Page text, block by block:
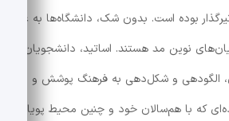
بوده است. بدون شک، دانشگاه‌ها به
نوین مد هستند. اساتید، دانشجویان و
الگودهی و شکل‌دهی به فرهنگ پوشش و
که با هم‌سالان خود و چنین محیط پویایی